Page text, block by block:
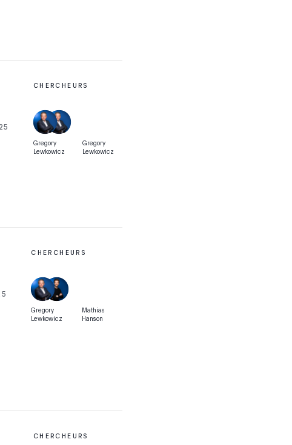
CHERCHEURS
Gregory
Lewkowicz
Gregory
Lewkowicz
CHERCHEURS
Gregory
Lewkowicz
Mathias
Hanson
CHERCHEURS